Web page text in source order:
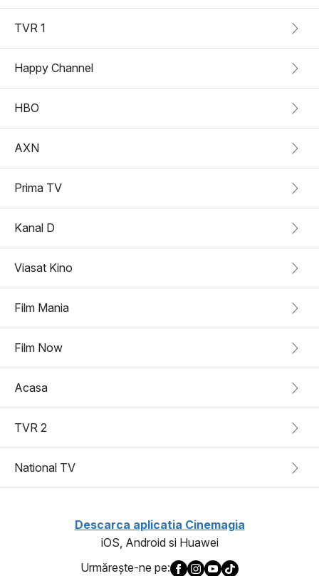
TVR 1
Happy Channel
HBO
AXN
Prima TV
Kanal D
Viasat Kino
Film Mania
Film Now
Acasa
TVR 2
National TV
Descarca aplicatia Cinemagia
iOS, Android si Huawei
Urmăreşte-ne pe: